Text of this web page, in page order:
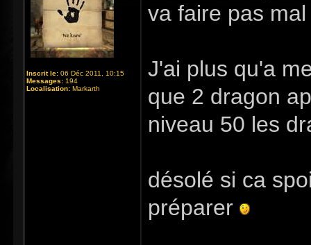
Inscrit le: 06 Déc 2011, 10:15
Messages: 194
Localisation: Markarth
va faire pas
J'ai plus qu'a
que 2 dragon
niveau 50 les
désolé si ca
préparer